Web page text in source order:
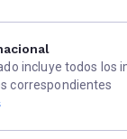
incluye todos los
correspondientes